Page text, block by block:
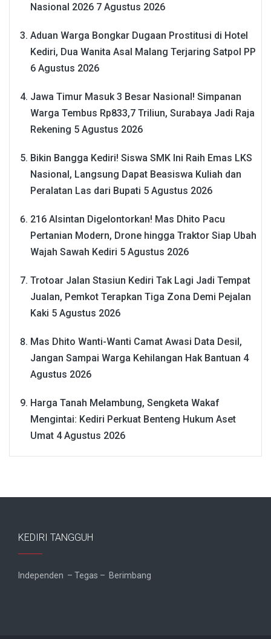
Nasional 2026 7 Agustus 2026
Aduan Warga Bongkar Dugaan Prostitusi di Hotel
Kediri, Dua Wanita Asal Malang Terjaring Satpol PP
6 Agustus 2026
Jawa Timur Masuk 3 Besar Nasional! Simpanan
Warga Tembus Rp833,7 Triliun, Surabaya Jadi Raja
Rekening 5 Agustus 2026
Bikin Bangga Kediri! Siswa SMK Ini Raih Emas LKS
Nasional, Langsung Dapat Beasiswa Kuliah dan
Peralatan Las dari Bupati 5 Agustus 2026
216 Alsintan Digelontorkan! Mas Dhito Pacu
Pertanian Modern, Drone hingga Traktor Siap Ubah
Wajah Sawah Kediri 5 Agustus 2026
Trotoar Jalan Stasiun Kediri Tak Lagi Jadi Tempat
Jualan, Pemkot Terapkan Tiga Zona Demi Pejalan
Kaki 5 Agustus 2026
Mas Dhito Wanti-Wanti Camat Awasi Data Desil,
Jangan Sampai Warga Kehilangan Hak Bantuan 4
Agustus 2026
Harga Tanah Melambung, Sengketa Wakaf
Mengintai: Kediri Perkuat Benteng Hukum Aset
Umat 4 Agustus 2026
KEDIRI TANGGUH
Independen – Tegas – Berimbang